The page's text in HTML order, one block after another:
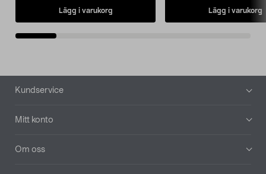
Lägg i varukorg Lägg i varukorg
Sidfot
Kundservice
Mitt konto
Om oss